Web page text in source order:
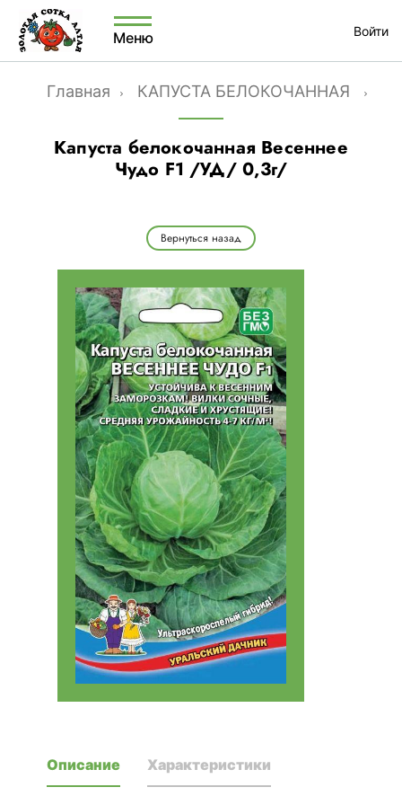
Меню Войти
Главная КАПУСТА БЕЛОКОЧАННАЯ
Капуста белокочанная Весеннее
Чудо F1 /УД/ 0,3г/
Вернуться назад
Описание Характеристики